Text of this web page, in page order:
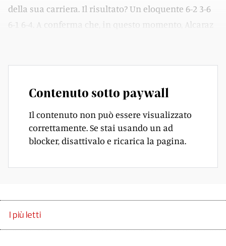
della sua carriera. Il risultato? Un eloquente 6-2 3-6
6-1 6-4. A conferma che, in questo momento, Alcaraz
Contenuto sotto paywall
Il contenuto non può essere visualizzato
correttamente. Se stai usando un ad
blocker, disattivalo e ricarica la pagina.
I più letti